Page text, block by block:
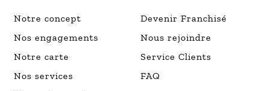
Notre concept
Nos engagements
Notre carte
Nos services
Devenir Franchisé
Nous rejoindre
Service Clients
FAQ